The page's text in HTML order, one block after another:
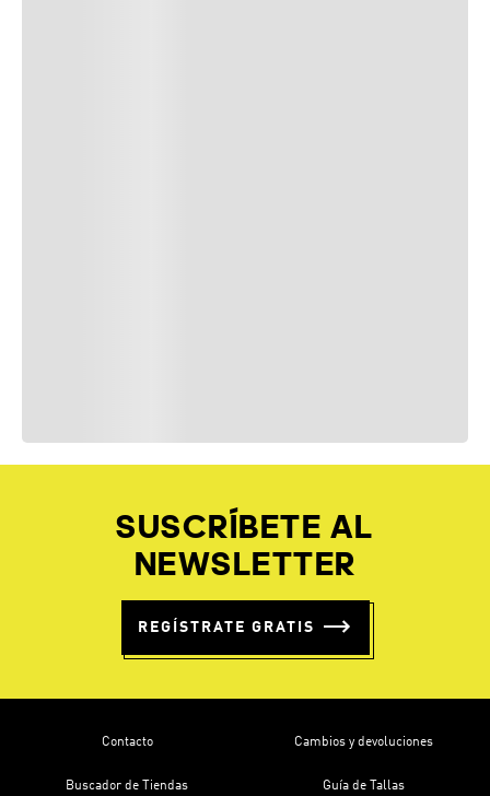
SUSCRÍBETE AL
NEWSLETTER
REGÍSTRATE GRATIS
Contacto
Buscador de Tiendas
Cambios y devoluciones
Guía de Tallas